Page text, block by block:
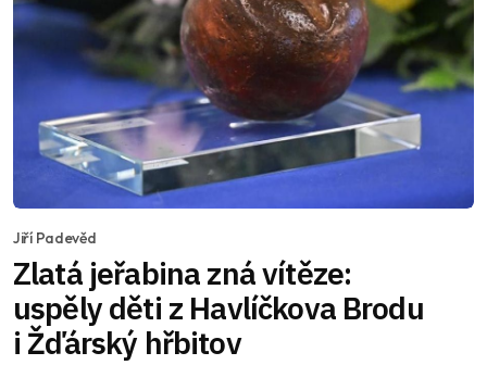
Jiří Padevěd
Zlatá jeřabina zná vítěze:
uspěly děti z Havlíčkova Brodu
i Žďárský hřbitov